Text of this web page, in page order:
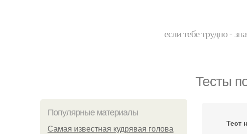
если тебе трудно -
Тесты
Популярные материалы
Самая известная кудрявая голова
Тест